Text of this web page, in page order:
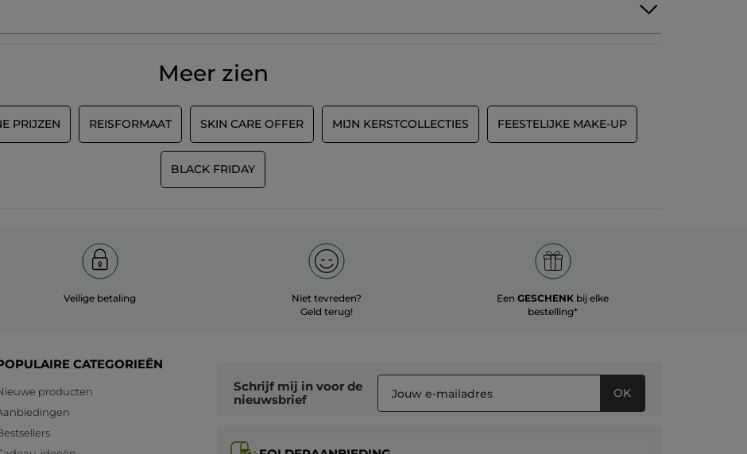
Meer zien
PRIJZEN REISFORMAAT SKIN CARE OFFER MIJN KERSTCOLLECTIES FEESTELIJKE MAKE-UP
BLACK FRIDAY
Veilige betaling
Niet tevreden?
Geld terug!
Een GESCHENK bij elke
bestelling*
CATEGORIEËN
producten
Schrijf mij in voor de
nieuwsbrief
OK